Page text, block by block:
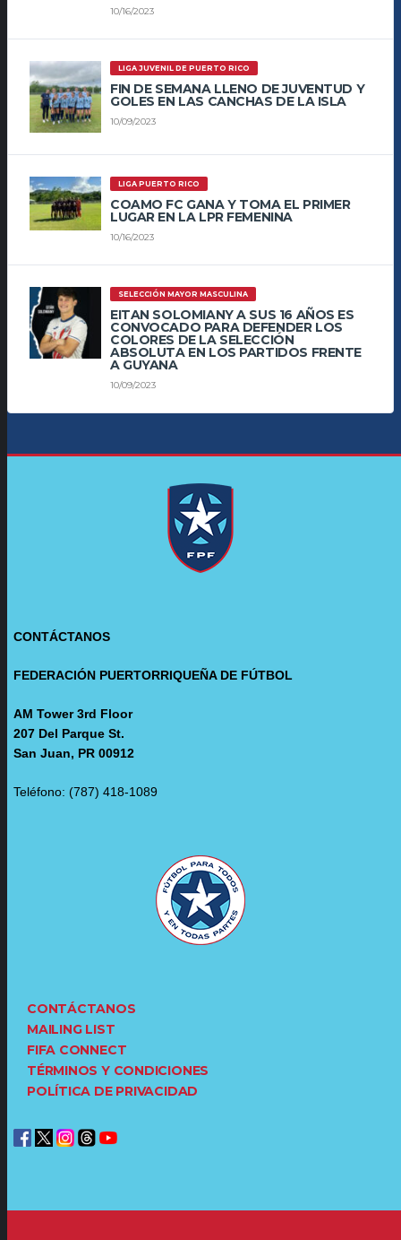
10/16/2023
LIGA JUVENIL DE PUERTO RICO
FIN DE SEMANA LLENO DE JUVENTUD Y
GOLES EN LAS CANCHAS DE LA ISLA
10/09/2023
LIGA PUERTO RICO
COAMO FC GANA Y TOMA EL PRIMER
LUGAR EN LA LPR FEMENINA
10/16/2023
SELECCIÓN MAYOR MASCULINA
EITAN SOLOMIANY A SUS 16 AÑOS ES
CONVOCADO PARA DEFENDER LOS
COLORES DE LA SELECCIÓN
ABSOLUTA EN LOS PARTIDOS FRENTE
A GUYANA
10/09/2023
CONTÁCTANOS
FEDERACIÓN PUERTORRIQUEÑA DE FÚTBOL
AM Tower 3rd Floor
207 Del Parque St.
San Juan, PR 00912
Teléfono: (787) 418-1089
CONTÁCTANOS
MAILING LIST
FIFA CONNECT
TÉRMINOS Y CONDICIONES
POLÍTICA DE PRIVACIDAD